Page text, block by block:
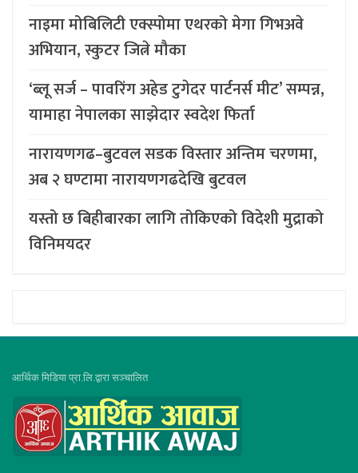
नाइमा मोबिलिटी एक्स्पोमा एथरको मेगा गिभअवे
अभियान, स्कुटर जित्ने मौका
‘ब्लू सर्ज – पावरिंग अहेड टुगेदर पार्टनर्स मीट’ सम्पन्न,
यामाहा नेपालका साझेदार स्वदेश फिर्ता
नारायणगढ–बुटवल सडक विस्तार अन्तिम चरणमा,
अब २ घण्टामा नारायणगढदेखि बुटवल
यस्तो छ बिहीबारका लागि तोकिएको विदेशी मुद्राको
विनिमयदर
आर्थिक मिडिया प्रा.लि.द्वारा सञ्चालित